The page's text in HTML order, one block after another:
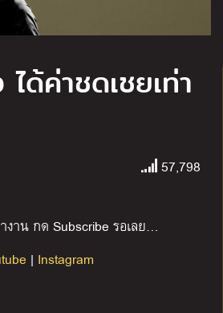
ด้ค่าชดเชยเท่า
57,798
งาน กด Subscribe รอเลย…
| Instagram